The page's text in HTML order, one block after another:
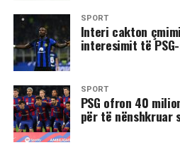
SPORT
​Interi cakton
interesimit të
SPORT
PSG ofron 40
për të nënshkruar